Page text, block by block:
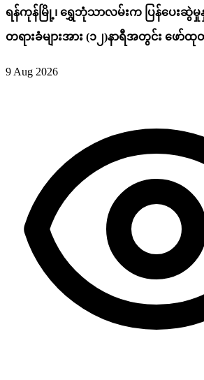
ရန်ကုန်မြို့၊ ရွှေဘုံသာလမ်းက ပြန်ပေး
တရားခံများအား (၁၂)နာရီအတွင်း ဖော်
9 Aug 2026